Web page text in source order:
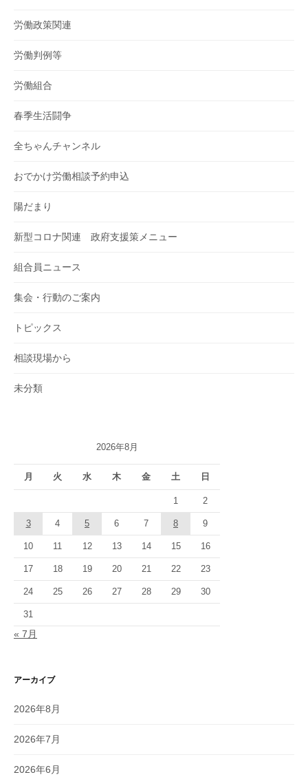
労働政策関連
労働判例等
労働組合
春季生活闘争
全ちゃんチャンネル
おでかけ労働相談予約申込
陽だまり
新型コロナ関連 政府支援策メニュー
組合員ニュース
集会・行動のご案内
トピックス
相談現場から
未分類
2026年8月
月 火 水 木 金 土 日
1 2
3 4 5 6 7 8 9
10 11 12 13 14 15 16
17 18 19 20 21 22 23
24 25 26 27 28 29 30
31
« 7月
アーカイブ
2026年8月
2026年7月
2026年6月